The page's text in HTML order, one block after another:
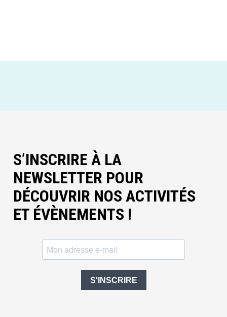
S’INSCRIRE À LA
NEWSLETTER POUR
DÉCOUVRIR NOS ACTIVITÉS
ET ÉVÈNEMENTS !
S'INSCRIRE